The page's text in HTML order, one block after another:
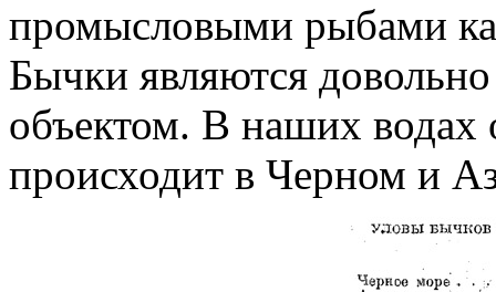
промысловыми рыбами
Бычки являются
объектом. В наших
происходит в Черном и